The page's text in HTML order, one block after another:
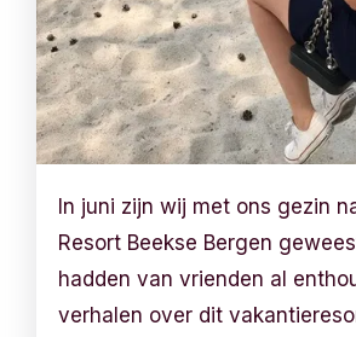
In juni zijn wij met ons gezin
Resort Beekse Bergen
hadden van vrienden al
verhalen over dit